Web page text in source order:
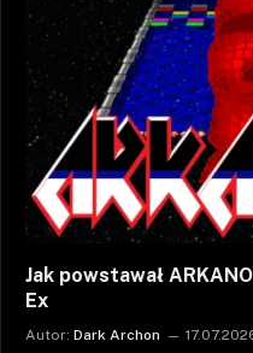
Jak powstawał
Ex
Autor: Dark Archon